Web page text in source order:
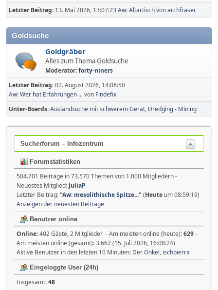
Letzter Beitrag: 13. Mai 2026, 13:07:23Aw: Altartischvonarchfraser
Goldsuche
Goldgräber
Alles zum Thema Goldsuche
Moderator:forty-niners
Letzter Beitrag:02. August 2026, 14:08:50
Aw: Wer hat Erfahrungen ...von Findefix
Unter-Boards Auslandsuche mit schwerem Gerät, Dredging - Mining
Sucherforum – Infozentrum
Forumstatistiken
504.701 Beiträge in 73.570 Themen von 1.000 Mitgliedern -
Neuestes Mitglied: JuliaP
Letzter Beitrag:"Aw: mesolithische Spitze..." (Heute um 08:59:19)
Anzeigen der neuesten Beiträge
Benutzer online
Online:402 Gäste, 2 Mitglieder - Am meisten online (heute):629-
Am meisten online (gesamt): 3.662 (15. Juli 2026, 16:08:24)
Aktive Benutzer in den letzten 10 Minuten: Der Onkel, ischbierra
Eingeloggte User (24h)
Insgesamt:48